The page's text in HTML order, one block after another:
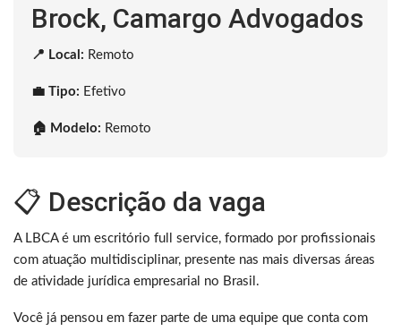
Brock, Camargo Advogados
📍 Local: Remoto
💼 Tipo: Efetivo
🏠 Modelo: Remoto
📋 Descrição da vaga
A LBCA é um escritório full service, formado por profissionais
com atuação multidisciplinar, presente nas mais diversas áreas
de atividade jurídica empresarial no Brasil.
Você já pensou em fazer parte de uma equipe que conta com